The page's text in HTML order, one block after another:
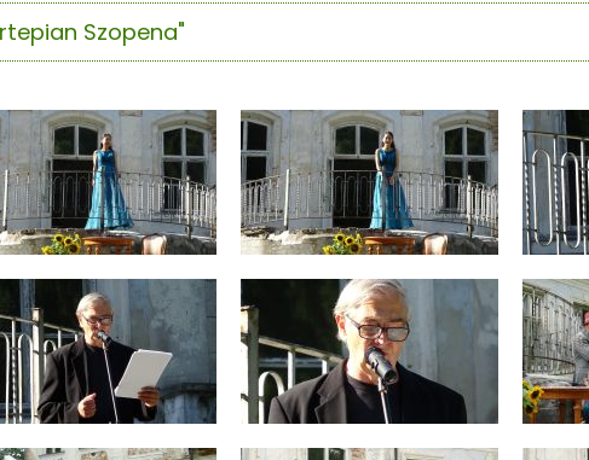
Szopena"